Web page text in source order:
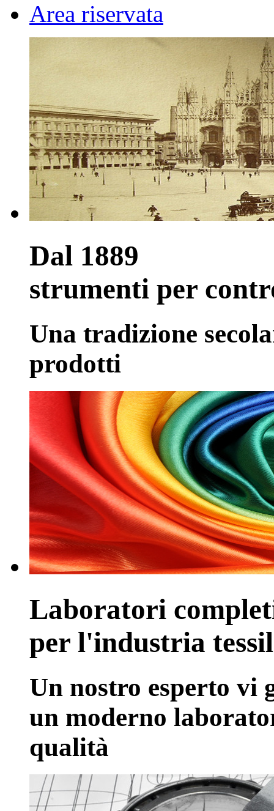
Area riservata
Dal 1889
strumenti per
Una tradizione
prodotti
Laboratori
per l'industria
Un nostro esperto vi
un moderno
qualità